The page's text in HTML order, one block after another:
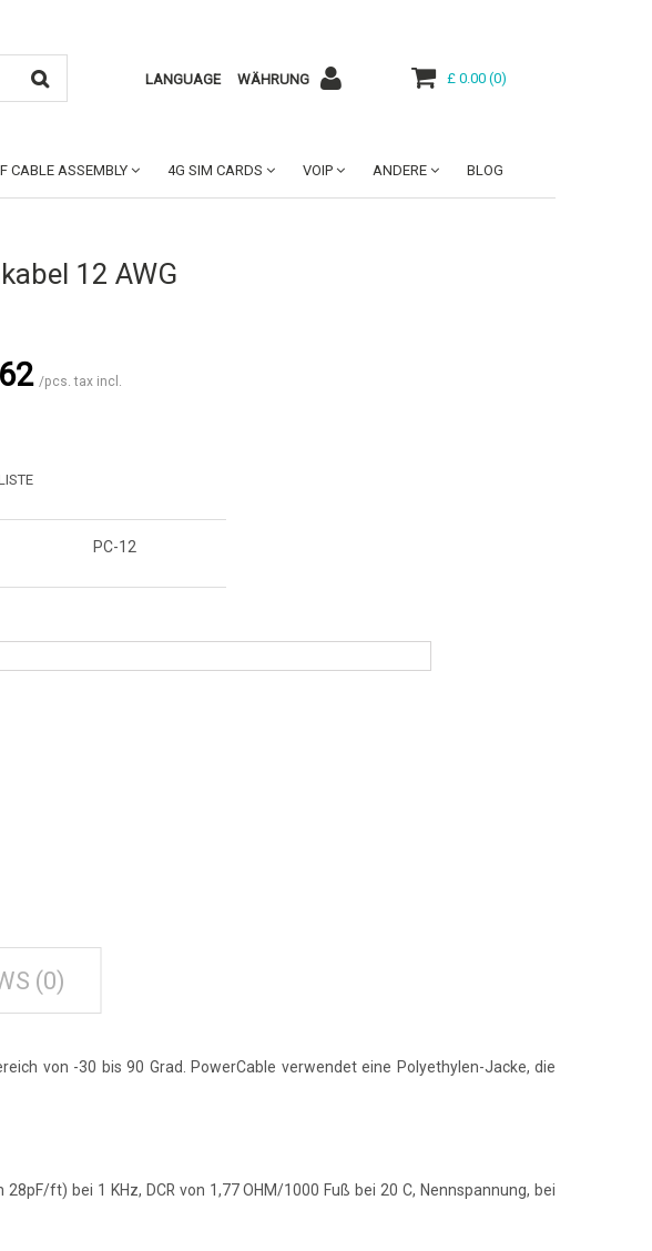
LANGUAGE WÄHRUNG £ 0.00 (0)
CABLE ASSEMBLY 4G SIM CARDS VOIP ANDERE BLOG
12 AWG
/pcs. tax incl.
PC-12
(0)
von -30 bis 90 Grad. PowerCable verwendet eine Polyethylen-Jacke, die
ft) bei 1 KHz, DCR von 1,77 OHM/1000 Fuß bei 20 C, Nennspannung, bei